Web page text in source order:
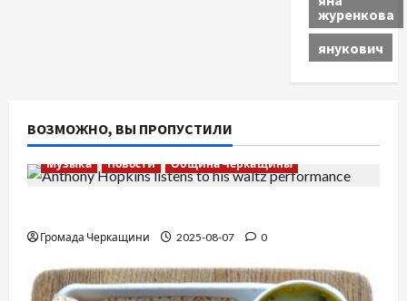
журенкова
янукович
ВОЗМОЖНО, ВЫ ПРОПУСТИЛИ
Музыка Новости Община Черкащины
Громада Черкащини 2025-08-07 0